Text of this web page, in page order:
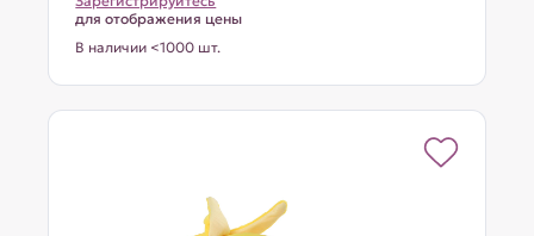
для отображения цены
В наличии <1000 шт.